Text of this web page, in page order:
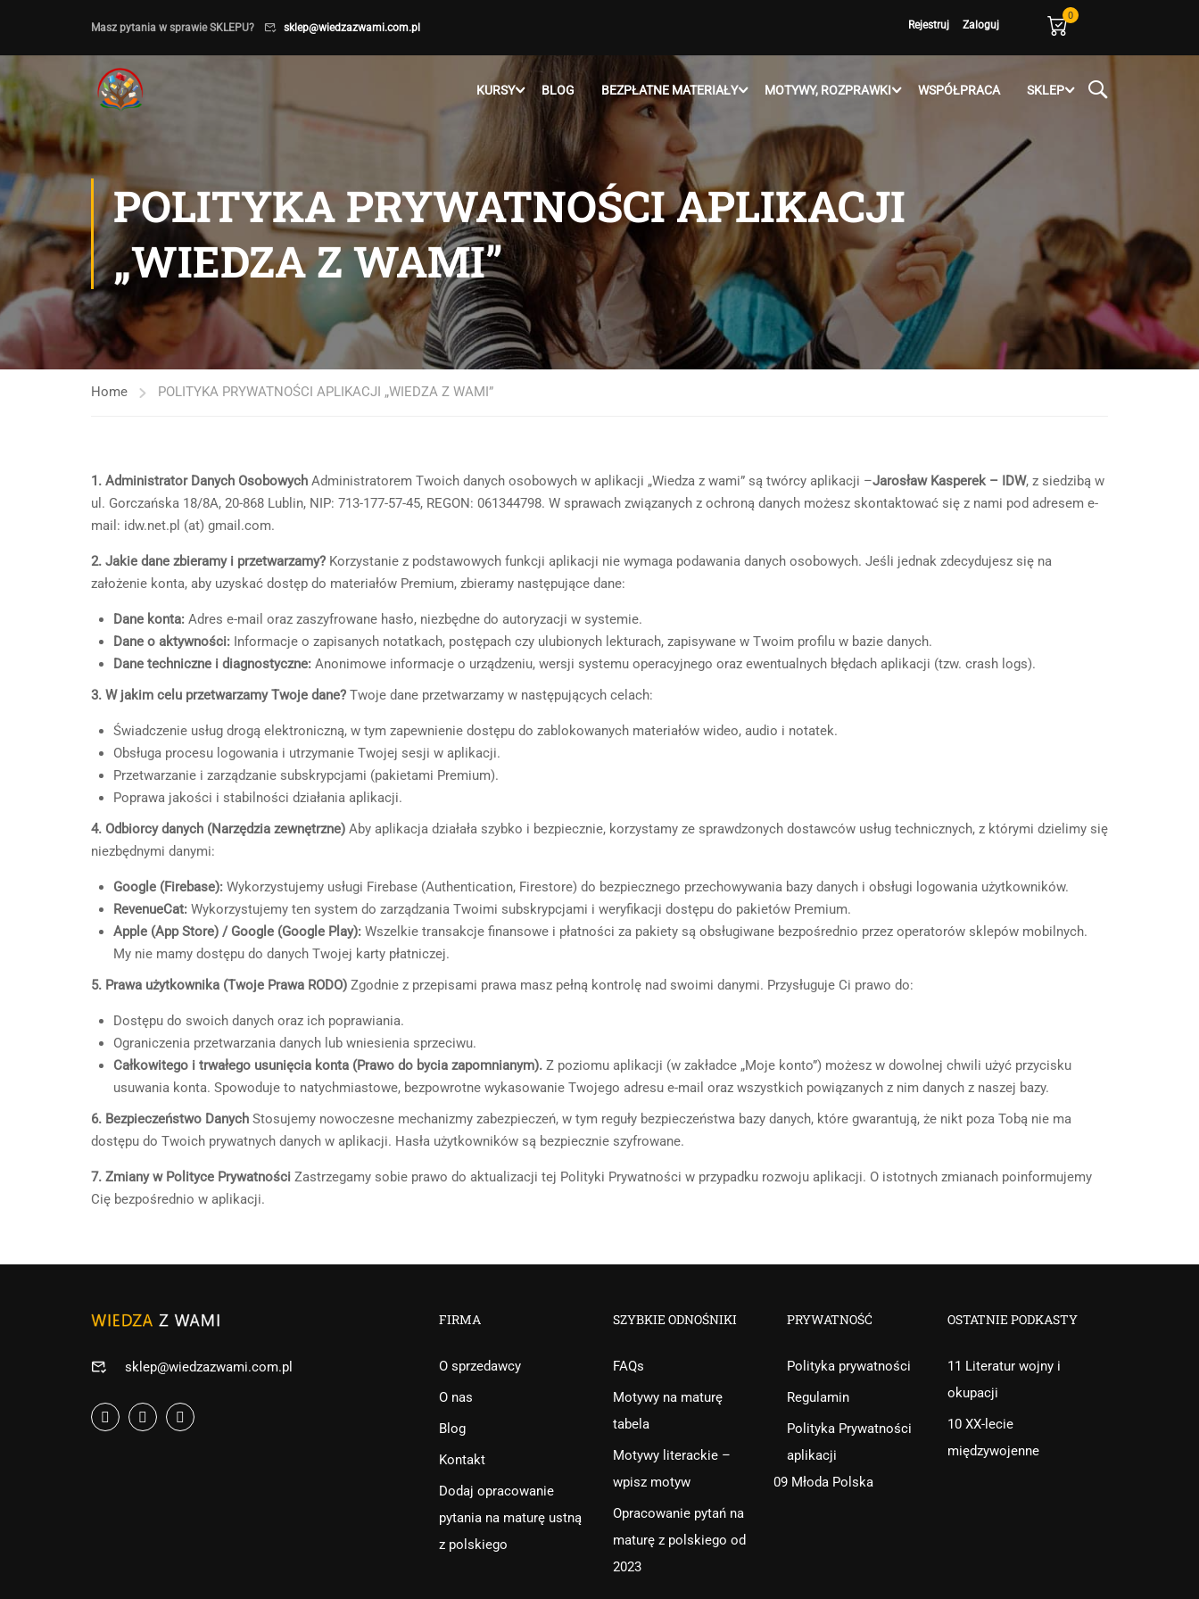
Masz pytania w sprawie SKLEPU? sklep@wiedzazwami.com.pl Rejestruj Zaloguj
0
KURSY BLOG BEZPŁATNE MATERIAŁY MOTYWY, ROZPRAWKI WSPÓŁPRACA SKLEP
POLITYKA PRYWATNOŚCI APLIKACJI
„WIEDZA Z WAMI”
Home POLITYKA PRYWATNOŚCI APLIKACJI „WIEDZA Z WAMI”
1. Administrator Danych Osobowych Administratorem Twoich danych osobowych w aplikacji „Wiedza z wami” są twórcy aplikacji –Jarosław Kasperek – IDW, z siedzibą w
ul. Gorczańska 18/8A, 20-868 Lublin, NIP: 713-177-57-45, REGON: 061344798. W sprawach związanych z ochroną danych możesz skontaktować się z nami pod adresem e-
mail: idw.net.pl (at) gmail.com.
2. Jakie dane zbieramy i przetwarzamy? Korzystanie z podstawowych funkcji aplikacji nie wymaga podawania danych osobowych. Jeśli jednak zdecydujesz się na
założenie konta, aby uzyskać dostęp do materiałów Premium, zbieramy następujące dane:
Dane konta: Adres e-mail oraz zaszyfrowane hasło, niezbędne do autoryzacji w systemie.
Dane o aktywności: Informacje o zapisanych notatkach, postępach czy ulubionych lekturach, zapisywane w Twoim profilu w bazie danych.
Dane techniczne i diagnostyczne: Anonimowe informacje o urządzeniu, wersji systemu operacyjnego oraz ewentualnych błędach aplikacji (tzw. crash logs).
3. W jakim celu przetwarzamy Twoje dane? Twoje dane przetwarzamy w następujących celach:
Świadczenie usług drogą elektroniczną, w tym zapewnienie dostępu do zablokowanych materiałów wideo, audio i notatek.
Obsługa procesu logowania i utrzymanie Twojej sesji w aplikacji.
Przetwarzanie i zarządzanie subskrypcjami (pakietami Premium).
Poprawa jakości i stabilności działania aplikacji.
4. Odbiorcy danych (Narzędzia zewnętrzne) Aby aplikacja działała szybko i bezpiecznie, korzystamy ze sprawdzonych dostawców usług technicznych, z którymi dzielimy się
niezbędnymi danymi:
Google (Firebase): Wykorzystujemy usługi Firebase (Authentication, Firestore) do bezpiecznego przechowywania bazy danych i obsługi logowania użytkowników.
RevenueCat: Wykorzystujemy ten system do zarządzania Twoimi subskrypcjami i weryfikacji dostępu do pakietów Premium.
Apple (App Store) / Google (Google Play): Wszelkie transakcje finansowe i płatności za pakiety są obsługiwane bezpośrednio przez operatorów sklepów mobilnych.
My nie mamy dostępu do danych Twojej karty płatniczej.
5. Prawa użytkownika (Twoje Prawa RODO) Zgodnie z przepisami prawa masz pełną kontrolę nad swoimi danymi. Przysługuje Ci prawo do:
Dostępu do swoich danych oraz ich poprawiania.
Ograniczenia przetwarzania danych lub wniesienia sprzeciwu.
Całkowitego i trwałego usunięcia konta (Prawo do bycia zapomnianym). Z poziomu aplikacji (w zakładce „Moje konto”) możesz w dowolnej chwili użyć przycisku
usuwania konta. Spowoduje to natychmiastowe, bezpowrotne wykasowanie Twojego adresu e-mail oraz wszystkich powiązanych z nim danych z naszej bazy.
6. Bezpieczeństwo Danych Stosujemy nowoczesne mechanizmy zabezpieczeń, w tym reguły bezpieczeństwa bazy danych, które gwarantują, że nikt poza Tobą nie ma
dostępu do Twoich prywatnych danych w aplikacji. Hasła użytkowników są bezpiecznie szyfrowane.
7. Zmiany w Polityce Prywatności Zastrzegamy sobie prawo do aktualizacji tej Polityki Prywatności w przypadku rozwoju aplikacji. O istotnych zmianach poinformujemy
Cię bezpośrednio w aplikacji.
sklep@wiedzazwami.com.pl
FIRMA
O sprzedawcy
O nas
Blog
Kontakt
Dodaj opracowanie
pytania na maturę ustną
z polskiego
SZYBKIE ODNOŚNIKI
FAQs
Motywy na maturę
tabela
Motywy literackie –
wpisz motyw
Opracowanie pytań na
maturę z polskiego od
2023
PRYWATNOŚĆ
Polityka prywatności
Regulamin
Polityka Prywatności
aplikacji
OSTATNIE PODKASTY
11 Literatur wojny i
okupacji
10 XX-lecie
międzywojenne
09 Młoda Polska